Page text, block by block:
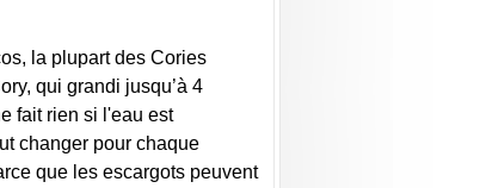
la plupart des Cories
qui grandi jusqu’à 4
fait rien si l'eau est
changer pour chaque
que les escargots peuvent